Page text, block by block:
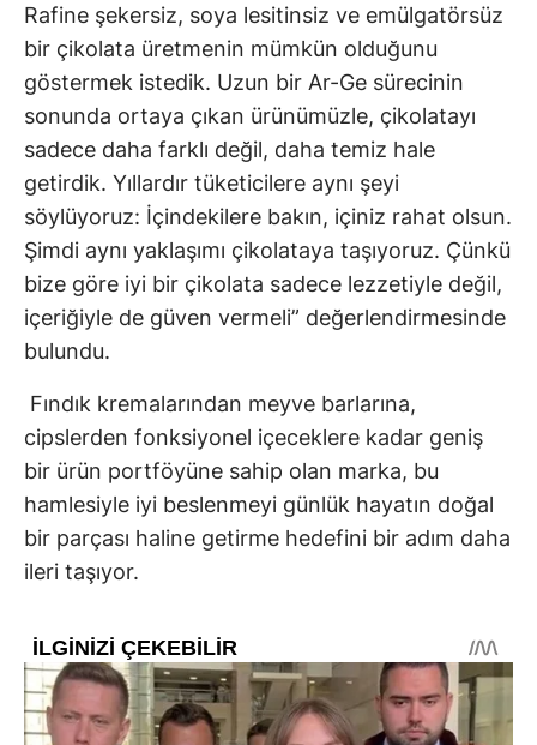
Rafine şekersiz, soya lesitinsiz ve emülgatörsüz
bir çikolata üretmenin mümkün olduğunu
göstermek istedik. Uzun bir Ar-Ge sürecinin
sonunda ortaya çıkan ürünümüzle, çikolatayı
sadece daha farklı değil, daha temiz hale
getirdik. Yıllardır tüketicilere aynı şeyi
söylüyoruz: İçindekilere bakın, içiniz rahat olsun.
Şimdi aynı yaklaşımı çikolataya taşıyoruz. Çünkü
bize göre iyi bir çikolata sadece lezzetiyle değil,
içeriğiyle de güven vermeli” değerlendirmesinde
bulundu.
Fındık kremalarından meyve barlarına,
cipslerden fonksiyonel içeceklere kadar geniş
bir ürün portföyüne sahip olan marka, bu
hamlesiyle iyi beslenmeyi günlük hayatın doğal
bir parçası haline getirme hedefini bir adım daha
ileri taşıyor.